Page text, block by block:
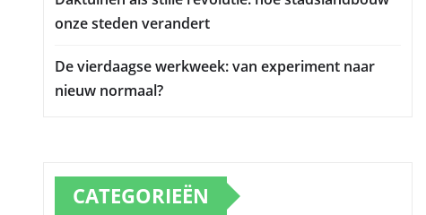
onze steden verandert
De vierdaagse werkweek: van experiment naar
nieuw normaal?
CATEGORIEËN